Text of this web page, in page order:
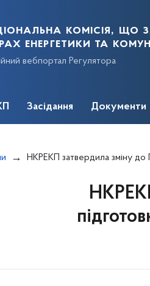
комісія, що
енергетики та
вебпортал Регулятора
Засідання Документи
НКРЕКП затвердила зміну до Плану діяльності з підготовки